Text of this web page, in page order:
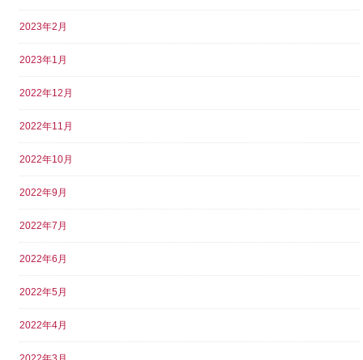
2023年2月
2023年1月
2022年12月
2022年11月
2022年10月
2022年9月
2022年7月
2022年6月
2022年5月
2022年4月